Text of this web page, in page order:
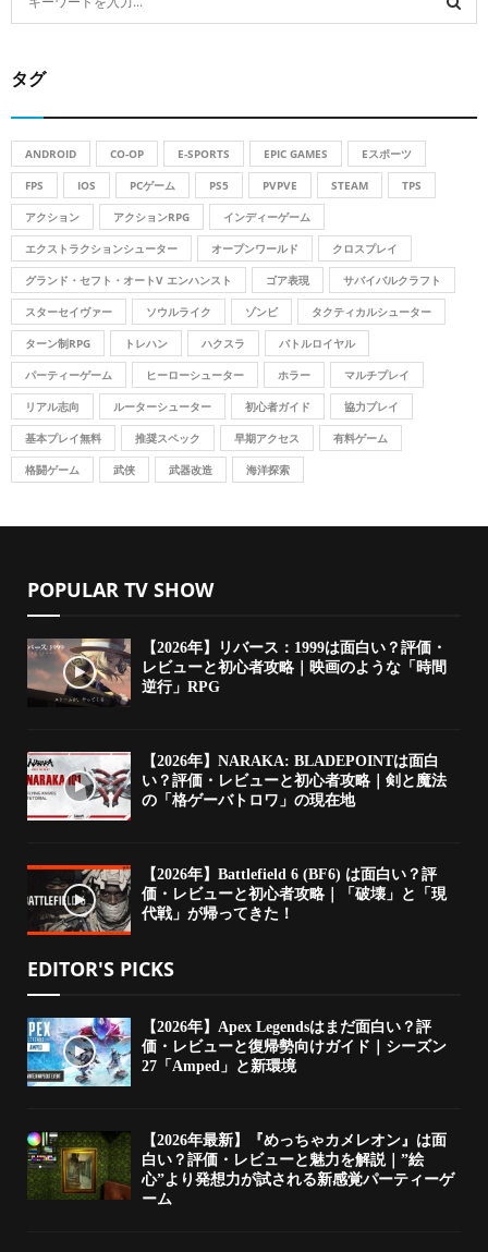
c
r
:
H
タグ
ANDROID CO-OP E-SPORTS EPIC GAMES Eスポーツ
FPS IOS PCゲーム PS5 PVPVE STEAM TPS
アクション アクションRPG インディーゲーム
エクストラクションシューター オープンワールド クロスプレイ
グランド・セフト・オートV エンハンスト ゴア表現 サバイバルクラフト
スターセイヴァー ソウルライク ゾンビ タクティカルシューター
ターン制RPG トレハン ハクスラ バトルロイヤル
パーティーゲーム ヒーローシューター ホラー マルチプレイ
リアル志向 ルーターシューター 初心者ガイド 協力プレイ
基本プレイ無料 推奨スペック 早期アクセス 有料ゲーム
格闘ゲーム 武侠 武器改造 海洋探索
POPULAR TV SHOW
【2026年】リバース：1999は面白い？評価・
レビューと初心者攻略｜映画のような「時間
逆行」RPG
【2026年】NARAKA: BLADEPOINTは面白
い？評価・レビューと初心者攻略｜剣と魔法
の「格ゲーバトロワ」の現在地
【2026年】Battlefield 6 (BF6) は面白い？評
価・レビューと初心者攻略｜「破壊」と「現
代戦」が帰ってきた！
EDITOR'S PICKS
【2026年】Apex Legendsはまだ面白い？評
価・レビューと復帰勢向けガイド｜シーズン
27「Amped」と新環境
【2026年最新】『めっちゃカメレオン』は面
白い？評価・レビューと魅力を解説｜”絵
心”より発想力が試される新感覚パーティーゲ
ーム